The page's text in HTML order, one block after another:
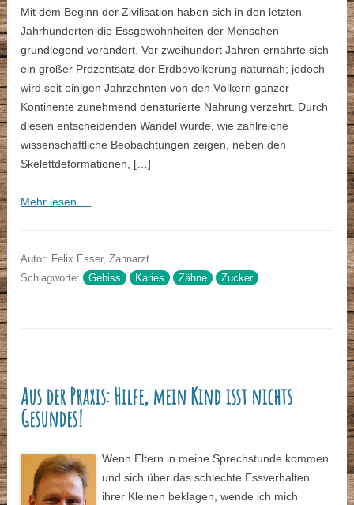
Mit dem Beginn der Zivilisation haben sich in den letzten
Jahrhunderten die Essgewohnheiten der Menschen
grundlegend verändert. Vor zweihundert Jahren ernährte sich
ein großer Prozentsatz der Erdbevölkerung naturnah; jedoch
wird seit einigen Jahrzehnten von den Völkern ganzer
Kontinente zunehmend denaturierte Nahrung verzehrt. Durch
diesen entscheidenden Wandel wurde, wie zahlreiche
wissenschaftliche Beobachtungen zeigen, neben den
Skelettdeformationen, […]
Mehr lesen …
Autor: Felix Esser, Zahnarzt
Schlagworte: Gebiss Karies Zähne Zucker
Aus der Praxis: Hilfe, mein Kind isst nichts
Gesundes!
Wenn Eltern in meine Sprechstunde kommen
und sich über das schlechte Essverhalten
ihrer Kleinen beklagen, wende ich mich